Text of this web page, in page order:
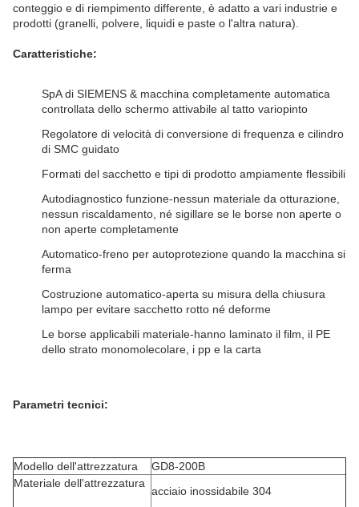
conteggio e di riempimento differente, è adatto a vari industrie e
prodotti (granelli, polvere, liquidi e paste o l'altra natura).
Caratteristiche:
SpA di SIEMENS & macchina completamente automatica
controllata dello schermo attivabile al tatto variopinto
Regolatore di velocità di conversione di frequenza e cilindro
di SMC guidato
Formati del sacchetto e tipi di prodotto ampiamente flessibili
Autodiagnostico funzione-nessun materiale da otturazione,
nessun riscaldamento, né sigillare se le borse non aperte o
non aperte completamente
Automatico-freno per autoprotezione quando la macchina si
ferma
Costruzione automatico-aperta su misura della chiusura
lampo per evitare sacchetto rotto né deforme
Le borse applicabili materiale-hanno laminato il film, il PE
dello strato monomolecolare, i pp e la carta
Parametri tecnici:
Modello dell'attrezzatura
GD8-200B
Materiale dell'attrezzatura
acciaio inossidabile 304